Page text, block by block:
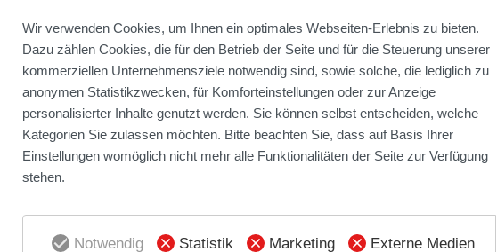
Wir verwenden Cookies, um Ihnen ein optimales Webseiten-Erlebnis zu bieten.
Dazu zählen Cookies, die für den Betrieb der Seite und für die Steuerung unserer
kommerziellen Unternehmensziele notwendig sind, sowie solche, die lediglich zu
anonymen Statistikzwecken, für Komforteinstellungen oder zur Anzeige
personalisierter Inhalte genutzt werden. Sie können selbst entscheiden, welche
Kategorien Sie zulassen möchten. Bitte beachten Sie, dass auf Basis Ihrer
Einstellungen womöglich nicht mehr alle Funktionalitäten der Seite zur Verfügung
stehen.
Notwendig Statistik Marketing Externe Medien